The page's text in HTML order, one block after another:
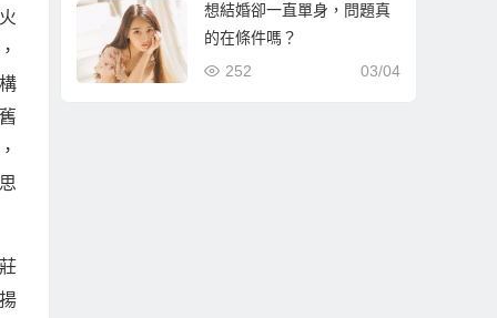
想結婚卻一直單身，問題真
的在條件嗎？
03/04
252